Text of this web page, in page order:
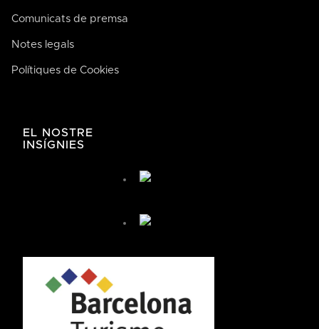
Comunicats de premsa
Notes legals
Polítiques de Cookies
EL NOSTRE
INSÍGNIES
¿Cómo te podemos ayudar hoy?
¿Cómo puedo reservar?